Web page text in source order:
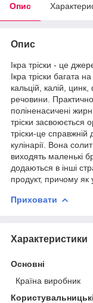
Опис
Опис
Ікра тріски - це
Ікра тріски багата
кальцій, калій,
речовини. Практично
поліненасичені
тріски засвоюється
тріски-це справжній
кулінарії. Вона
виходять маленькі
додаються в інші
продукт, причому як
Приховати
Характеристики
Основні
Країна виробник